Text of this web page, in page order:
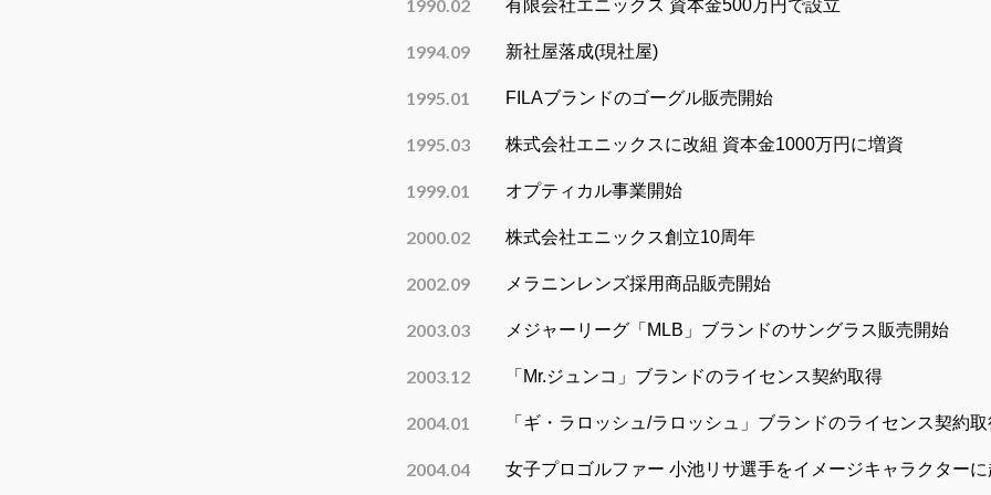
1990.02 有限会社エニックス 資本金500万円で設立
1994.09 新社屋落成(現社屋)
1995.01 FILAブランドのゴーグル販売開始
1995.03 株式会社エニックスに改組 資本金1000万円に増資
1999.01 オプティカル事業開始
2000.02 株式会社エニックス創立10周年
2002.09 メラニンレンズ採用商品販売開始
2003.03 メジャーリーグ「MLB」ブランドのサングラス販売開始
2003.12 「Mr.ジュンコ」ブランドのライセンス契約取得
2004.01 「ギ・ラロッシュ/ラロッシュ」ブランドのライセンス契約
2004.04 女子プロゴルファー 小池リサ選手をイメージキャラクター